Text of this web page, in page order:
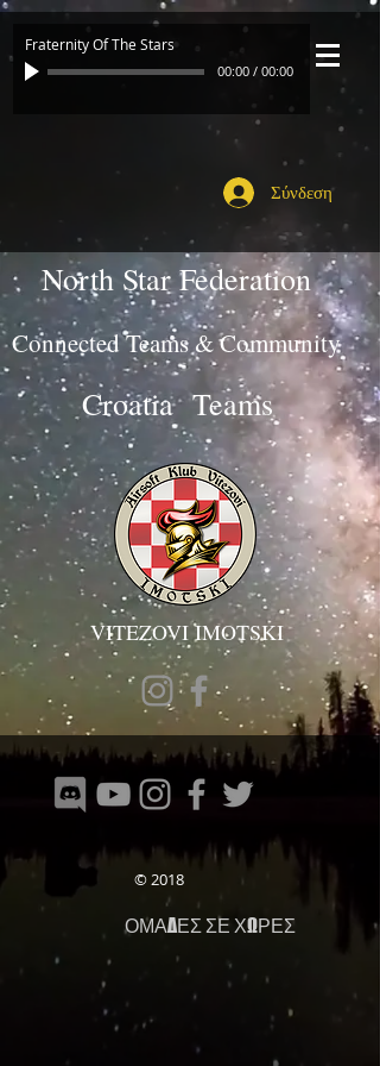
Fraternity Of The Stars
00:00 / 00:00
Σύνδεση
North Star Federation
Connected Teams & Community
Croatia Teams
VITEZOVI IMOTSKI
© 2018
ΟΜΑΔΕΣ ΣΕ ΧΩΡΕΣ